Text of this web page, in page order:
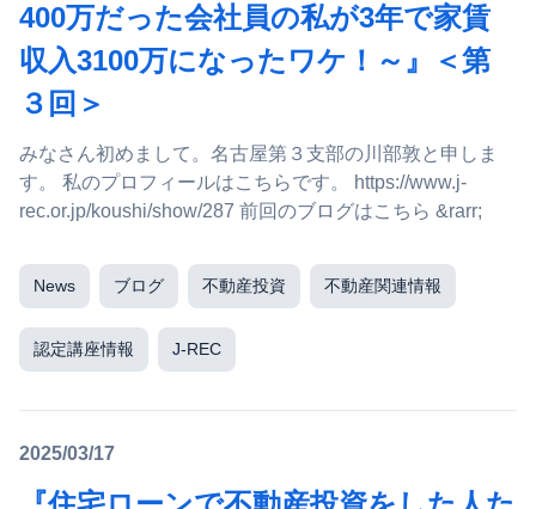
400万だった会社員の私が3年で家賃
収入3100万になったワケ！～』＜第
３回＞
みなさん初めまして。名古屋第３支部の川部敦と申しま
す。 私のプロフィールはこちらです。 https://www.j-
rec.or.jp/koushi/show/287 前回のブログはこちら &rarr;
News ブログ 不動産投資 不動産関連情報
認定講座情報 J-REC
2025/03/17